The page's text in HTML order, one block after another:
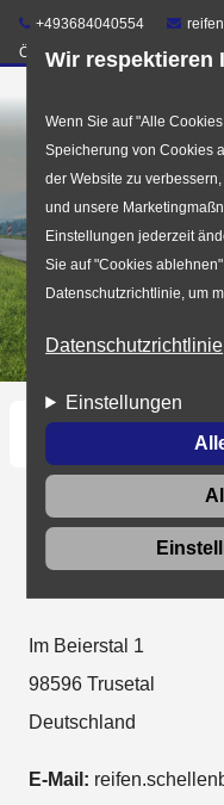
Wir respektieren
Wenn Sie auf "Alle
Speicherung von Cookies
der Website zu
und unsere
Einstellungen jederzeit
Sie auf "Cookies
Datenschutzrichtlinie, um
Datenschutzrichtlinie
Einstellungen
Direkt
Telefon:
+493684040554 E-Mail:
Öffnungszeiten
Startseite Impressum
Reifen
Im Beierstal 1
98596 Trusetal
Deutschland
E-Mail: